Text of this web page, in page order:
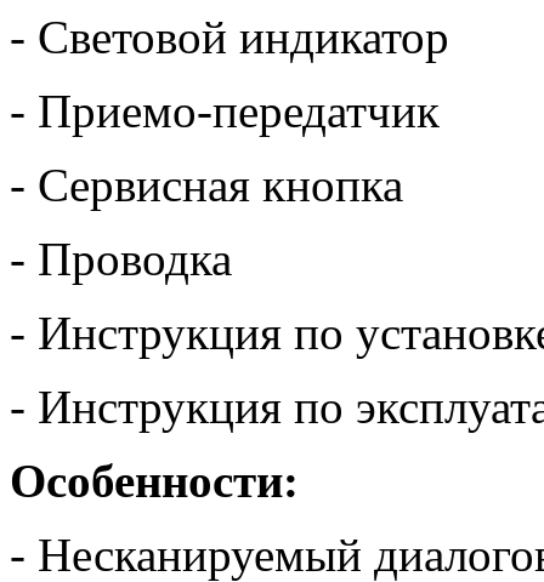
- Световой индикатор
- Приемо-передатчик
- Сервисная кнопка
- Проводка
- Инструкция по
- Инструкция по
Особенности:
- Несканируемый